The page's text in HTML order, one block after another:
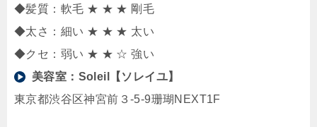
◆髪質：軟毛 ★ ★ ★ 剛毛
◆太さ：細い ★ ★ ★ 太い
◆クセ：弱い ★ ★ ☆ 強い
美容室： Soleil【ソレイユ】
東京都渋谷区神宮前３-5-9珊瑚NEXT1F